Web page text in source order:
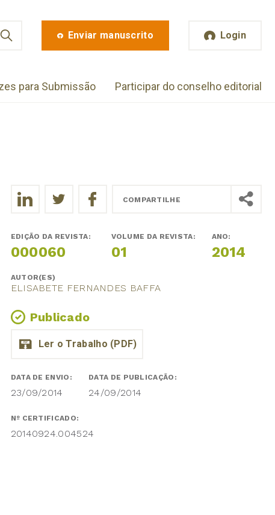
Enviar manuscrito Login
para Submissão Participar do conselho editorial
COMPARTILHE
EDIÇÃO DA REVISTA:
000060
VOLUME DA REVISTA:
01
ANO:
2014
AUTOR(ES)
ELISABETE FERNANDES BAFFA
Publicado
DATA DE ENVIO:
23/09/2014
DATA DE PUBLICAÇÃO:
24/09/2014
Nº CERTIFICADO:
20140924.004524